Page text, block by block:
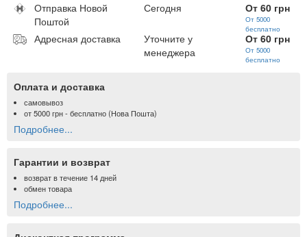
Отправка Новой
Поштой
Сегодня От 60 грн
От 5000
бесплатно
Адресная доставка
Уточните у
менеджера
От 60 грн
От 5000
бесплатно
Оплата и доставка
самовывоз
от5000 грн- бесплатно (Нова Пошта)
Подробнее...
Гарантии и возврат
возврат в течение 14 дней
обмен товара
Подробнее...